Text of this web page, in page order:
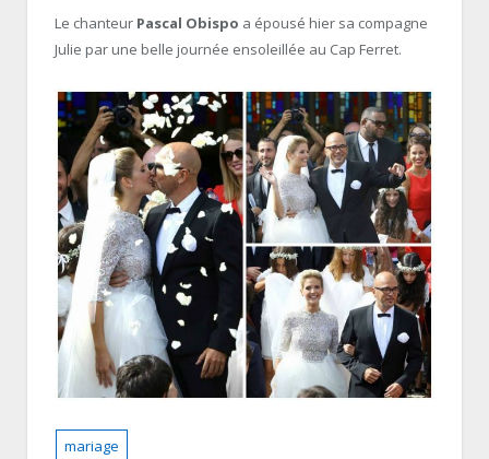
Le chanteur Pascal Obispo a épousé hier sa compagne
Julie par une belle journée ensoleillée au Cap Ferret.
mariage